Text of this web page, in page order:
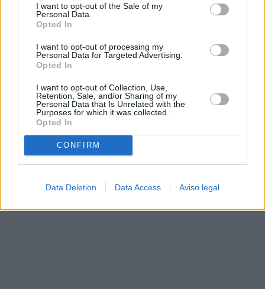
cualquier momento entrando de nuevo en este sitio web o
visitando nuestra política de privacidad.
I want to opt-out of the Sale of my
Personal Data.
Opted In
I want to opt-out of processing my
Personal Data for Targeted Advertising.
Opted In
I want to opt-out of Collection, Use,
Retention, Sale, and/or Sharing of my
Personal Data that Is Unrelated with the
Purposes for which it was collected.
Opted In
CONFIRM
Data Deletion Data Access Aviso legal